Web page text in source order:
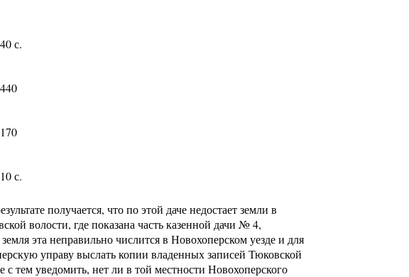
с.
с.
получается, что по этой даче недостает земли в
волости, где показана часть казенной дачи № 4,
эта неправильно числится в Новохоперском уезде и для
управу выслать копии владенных записей Тюковской
тем уведомить, нет ли в той местности Новохоперского